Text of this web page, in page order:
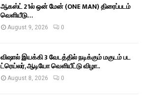
ஆகஸ்ட் 21ல் ஒன் மேன் (ONE MAN) திரைப்படம்
வெளியீடு…
August 9, 2026 0
விஷால் இயக்கி 3 வேடத்தில் நடிக்கும் மகுடம் பட
ட்ரெய்லர், ஆடியோ வெளியீட்டு விழா..
August 8, 2026 0